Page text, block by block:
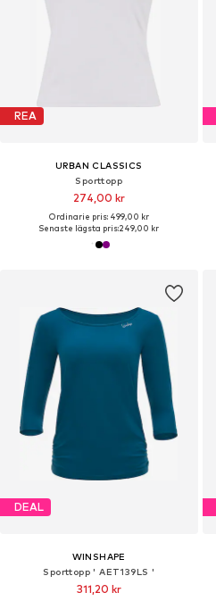
REA
URBAN CLASSICS
Sporttopp
274,00 kr
Ordinarie pris: 499,00 kr
Senaste lägsta pris:249,00 kr
DEAL
WINSHAPE
Sporttopp ' AET139LS '
311,20 kr